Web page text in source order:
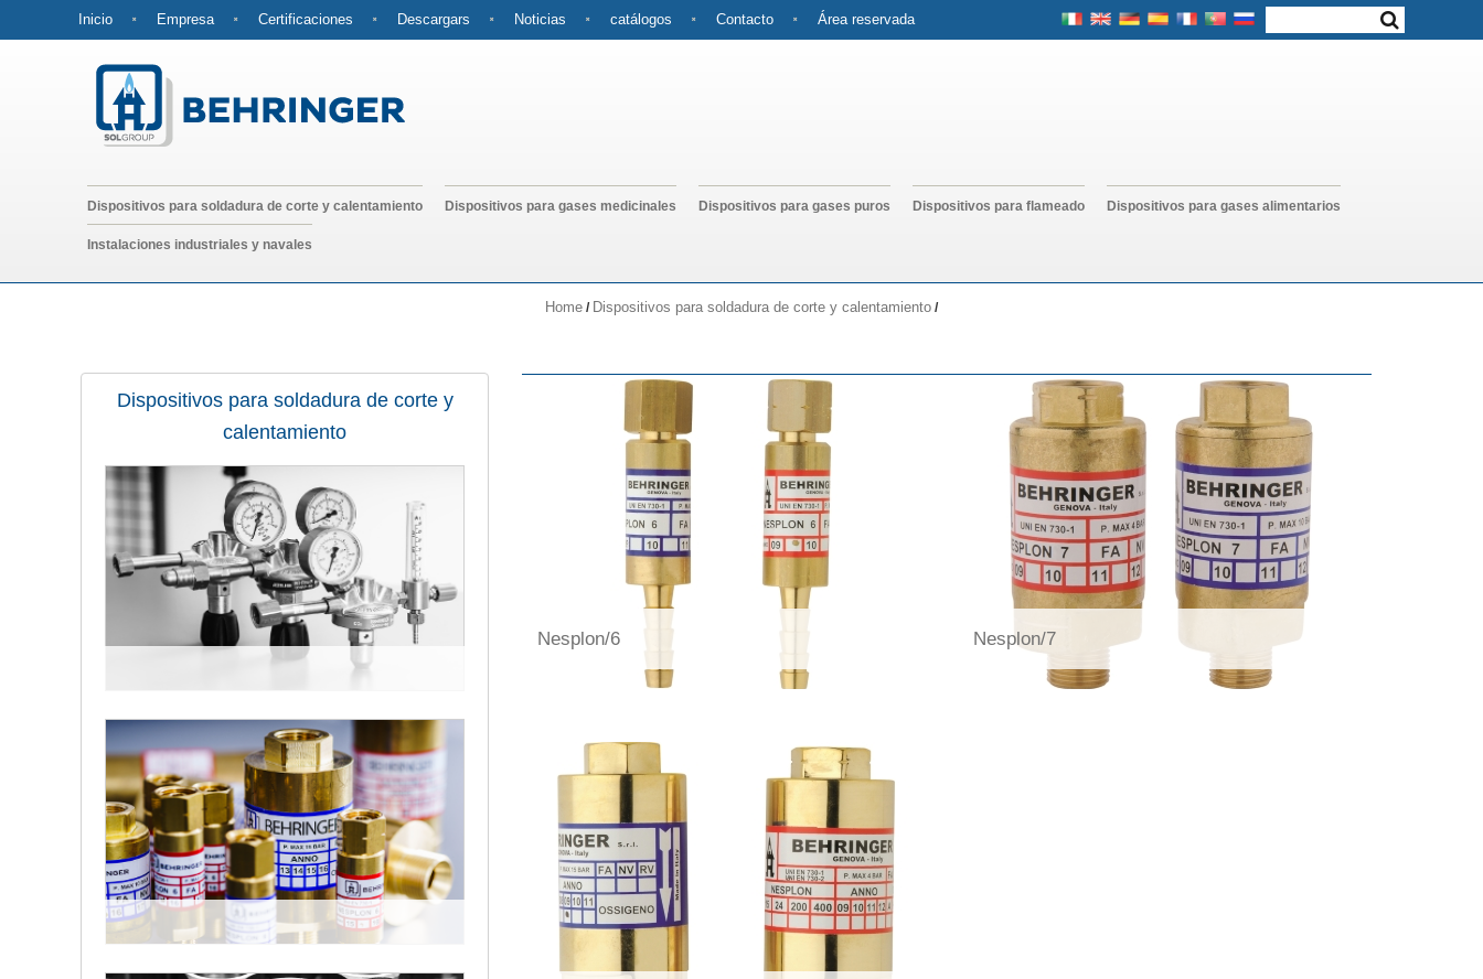
Inicio Empresa Certificaciones Descargars Noticias catálogos Contacto Área reservada
Dispositivos para soldadura de corte y calentamiento Dispositivos para gases medicinales Dispositivos para gases puros Dispositivos para flameado Dispositivos para gases alimentarios
Instalaciones industriales y navales
Home / Dispositivos para soldadura de corte y calentamiento /
Nesplon/6 Nesplon/7
Dispositivos para soldadura de corte y
calentamiento